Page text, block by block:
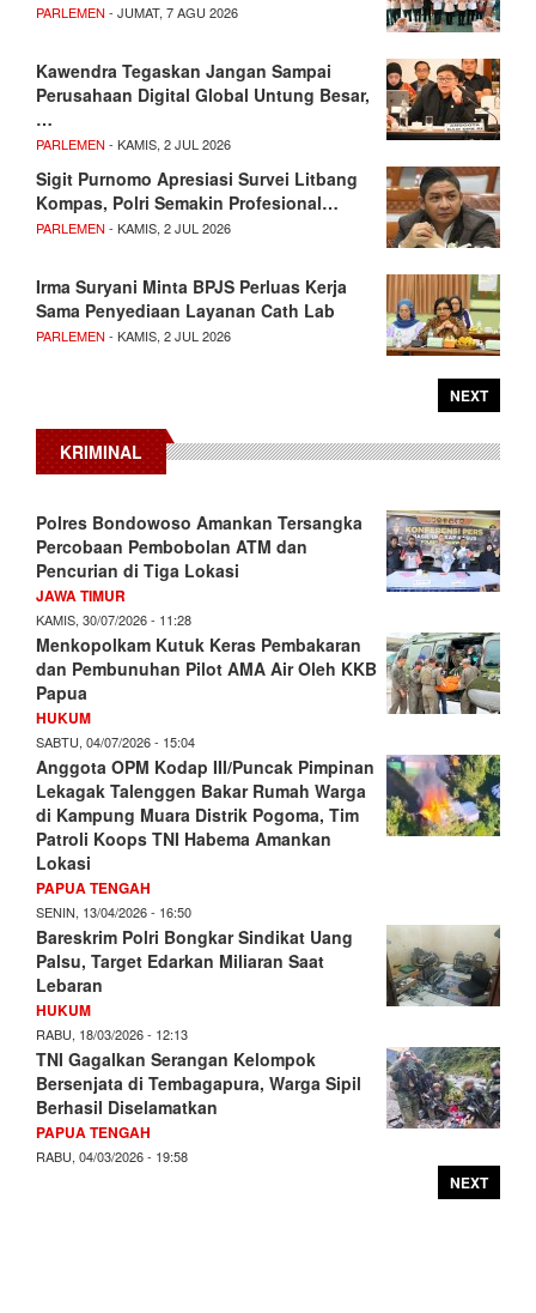
PARLEMEN - JUMAT, 7 AGU 2026
Kawendra Tegaskan Jangan Sampai
Perusahaan Digital Global Untung Besar,
…
PARLEMEN - KAMIS, 2 JUL 2026
Sigit Purnomo Apresiasi Survei Litbang
Kompas, Polri Semakin Profesional…
PARLEMEN - KAMIS, 2 JUL 2026
Irma Suryani Minta BPJS Perluas Kerja
Sama Penyediaan Layanan Cath Lab
PARLEMEN - KAMIS, 2 JUL 2026
NEXT
KRIMINAL
Polres Bondowoso Amankan Tersangka
Percobaan Pembobolan ATM dan
Pencurian di Tiga Lokasi
JAWA TIMUR
KAMIS, 30/07/2026 - 11:28
Menkopolkam Kutuk Keras Pembakaran
dan Pembunuhan Pilot AMA Air Oleh KKB
Papua
HUKUM
SABTU, 04/07/2026 - 15:04
Anggota OPM Kodap III/Puncak Pimpinan
Lekagak Talenggen Bakar Rumah Warga
di Kampung Muara Distrik Pogoma, Tim
Patroli Koops TNI Habema Amankan
Lokasi
PAPUA TENGAH
SENIN, 13/04/2026 - 16:50
Bareskrim Polri Bongkar Sindikat Uang
Palsu, Target Edarkan Miliaran Saat
Lebaran
HUKUM
RABU, 18/03/2026 - 12:13
TNI Gagalkan Serangan Kelompok
Bersenjata di Tembagapura, Warga Sipil
Berhasil Diselamatkan
PAPUA TENGAH
RABU, 04/03/2026 - 19:58
NEXT